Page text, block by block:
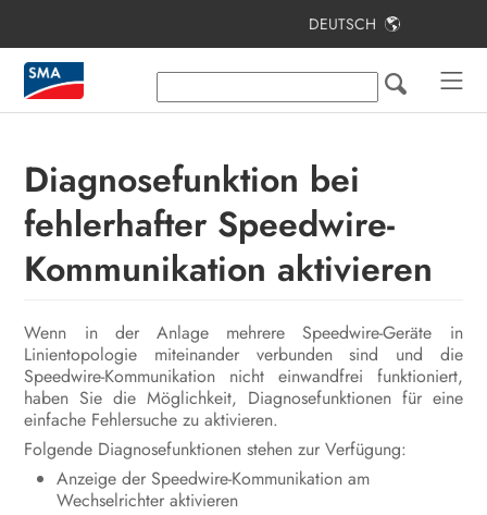
DEUTSCH
Diagnosefunktion bei
fehlerhafter Speedwire-
Kommunikation aktivieren
Wenn in der Anlage mehrere Speedwire-Geräte in
Linientopologie miteinander verbunden sind und die
Speedwire-Kommunikation nicht einwandfrei funktioniert,
haben Sie die Möglichkeit, Diagnosefunktionen für eine
einfache Fehlersuche zu aktivieren.
Folgende Diagnosefunktionen stehen zur Verfügung:
Anzeige der Speedwire-Kommunikation am
Wechselrichter aktivieren
Inhaltsverzeichnis
Hinweise zu diesem Dokument
Lieferumfang
Zusätzlich benötigte Materialien und
Hilfsmittel
Montage und Anschlussvorbereitung
Elektrischer Anschluss
Inbetriebnahme
Bedienung